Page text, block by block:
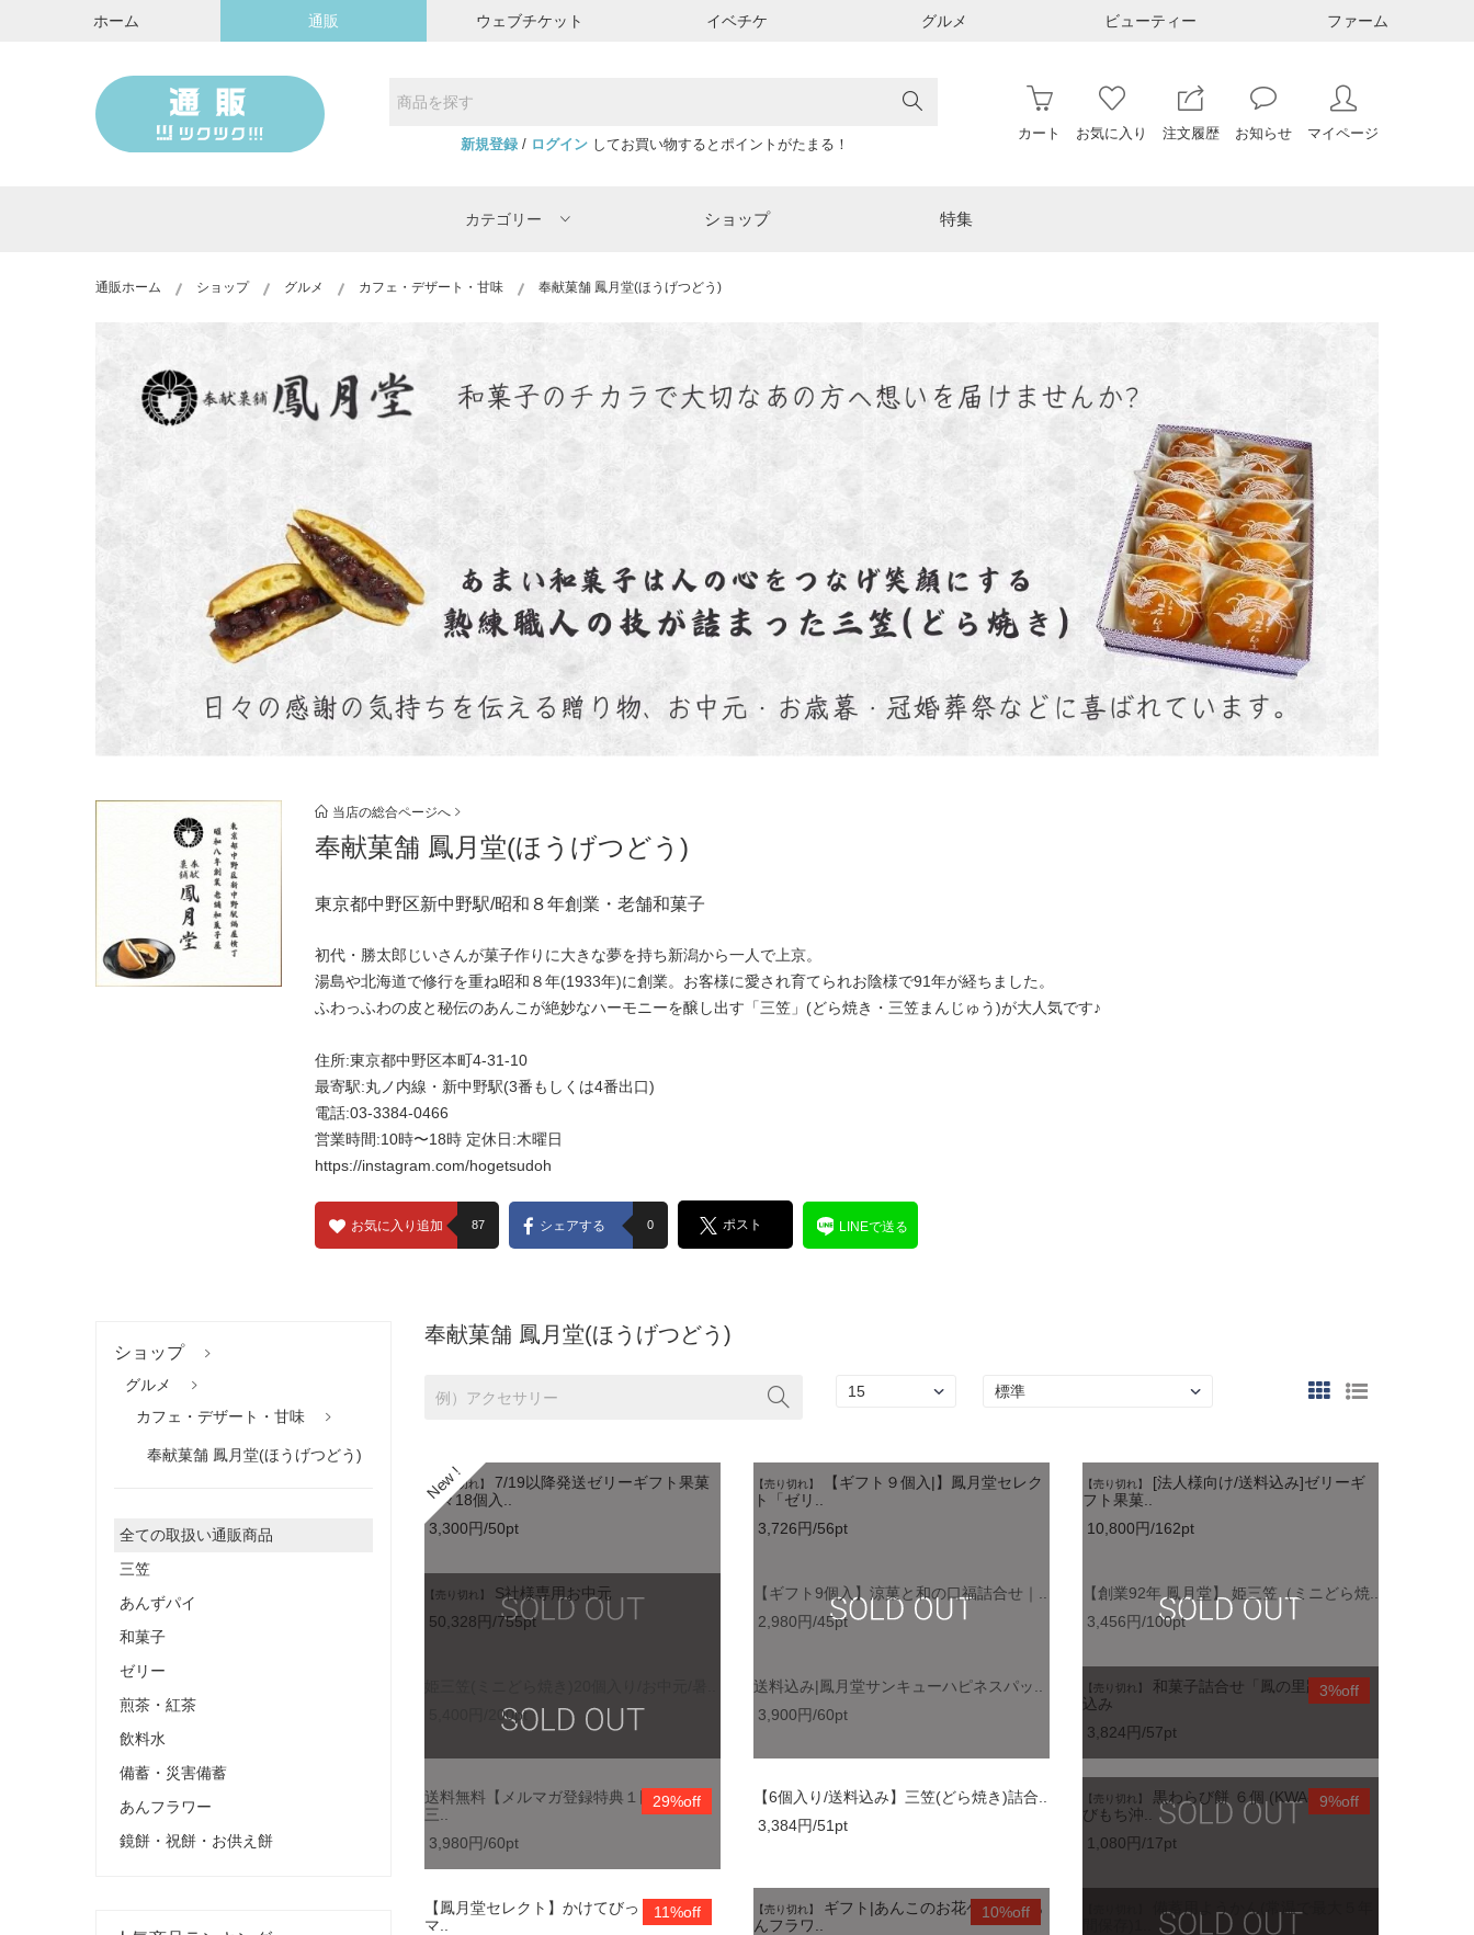
ホーム 通販 ウェブチケット イベチケ グルメ ビューティー ファーム
新規登録/ ログインしてお買い物するとポイントがたまる！
カート お気に入り 注文履歴 お知らせ マイページ
カテゴリー ショップ 特集
通販ホーム ショップ グルメ カフェ・デザート・甘味 奉献菓舗 鳳月堂(ほうげつどう)
当店の総合ページへ
奉献菓舗 鳳月堂(ほうげつどう)
東京都中野区新中野駅/昭和８年創業・老舗和菓子
初代・勝太郎じいさんが菓子作りに大きな夢を持ち新潟から一人で上京。
湯島や北海道で修行を重ね昭和８年(1933年)に創業。お客様に愛され育てられお陰様で91年が経ちました。
ふわっふわの皮と秘伝のあんこが絶妙なハーモニーを醸し出す「三笠」(どら焼き・三笠まんじゅう)が大人気です♪
住所:東京都中野区本町4-31-10
最寄駅:丸ノ内線・新中野駅(3番もしくは4番出口)
電話:03-3384-0466
営業時間:10時〜18時 定休日:木曜日
https://instagram.com/hogetsudoh
お気に入り追加 87 シェアする 0 ポスト LINEで送る
ショップ
グルメ
カフェ・デザート・甘味
奉献菓舗 鳳月堂(ほうげつどう)
全ての取扱い通販商品
三笠
あんずパイ
和菓子
ゼリー
煎茶・紅茶
飲料水
備蓄・災害備蓄
あんフラワー
鏡餅・祝餅・お供え餅
奉献菓舗 鳳月堂(ほうげつどう)
【売り切れ】
7/19以降発送ゼリーギフト果菓
涼々18個入..
3,300円/50pt
【売り切れ】
【ギフト９個入|】鳳月堂セレク
ト「ゼリ..
3,726円/56pt
【売り切れ】
[法人様向け/送料込み]ゼリーギ
フト果菓..
10,800円/162pt
【売り切れ】
S社様専用お中元
50,328円/755pt
【ギフト9個入】涼菓と和の口福詰合せ｜..
2,980円/45pt
【創業92年 鳳月堂】 姫三笠（ミニどら焼..
3,456円/100pt
5,400円/200pt
送料込み|鳳月堂サンキューハピネスパッ..
3,900円/60pt
3%off
【売り切れ】
和菓子詰合せ「鳳の里路」送料
込み
3,824円/57pt
29%off
送料無料【メルマガ登録特典１回限り】
三..
3,980円/60pt
【6個入り/送料込み】三笠(どら焼き)詰合..
3,384円/51pt
9%off
【売り切れ】
黒わらび餅 ６個 (KWA-10) わら
びもち沖..
1,080円/17pt
11%off
【鳳月堂セレクト】かけてびっくり塩ト
マ..
10%off
【売り切れ】
ギフト|あんこのお花ケーキ・あ
んフラワ..